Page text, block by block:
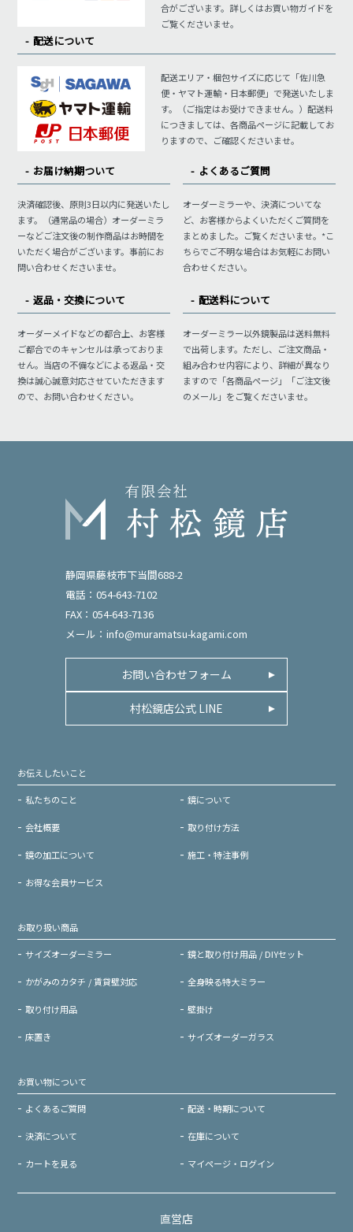
合がございます。詳しくはお買い物ガイドを
ご覧くださいませ。
配送について
配送エリア・梱包サイズに応じて「佐川急
便・ヤマト運輸・日本郵便」で発送いたしま
す。（ご指定はお受けできません。）配送料
につきましては、各商品ページに記載してお
りますので、ご確認くださいませ。
お届け納期ついて
決済確認後、原則3日以内に発送いたし
ます。（通常品の場合）オーダーミラ
ーなどご注文後の制作商品はお時間を
いただく場合がございます。事前にお
問い合わせくださいませ。
よくあるご質問
オーダーミラーや、決済についてな
ど、お客様からよくいただくご質問を
まとめました。ご覧くださいませ。*こ
ちらでご不明な場合はお気軽にお問い
合わせください。
返品・交換について
オーダーメイドなどの都合上、お客様
ご都合でのキャンセルは承っておりま
せん。当店の不備などによる返品・交
換は誠心誠意対応させていただきます
ので、お問い合わせください。
配送料について
オーダーミラー以外鏡製品は送料無料
で出荷します。ただし、ご注文商品・
組み合わせ内容により、詳細が異なり
ますので「各商品ページ」「ご注文後
のメール」をご覧くださいませ。
静岡県藤枝市下当間688-2
電話：054-643-7102
FAX：054-643-7136
メール： info@muramatsu-kagami.com
お問い合わせフォーム
村松鏡店公式 LINE
お伝えしたいこと
私たちのこと 鏡について
会社概要 取り付け方法
鏡の加工について 施工・特注事例
お得な会員サービス
お取り扱い商品
サイズオーダーミラー 鏡と取り付け用品 / DIYセット
かがみのカタチ / 賃貸壁対応 全身映る特大ミラー
取り付け用品 壁掛け
床置き サイズオーダーガラス
お買い物について
よくあるご質問 配送・時期について
決済について 在庫について
カートを見る マイページ・ログイン
直営店